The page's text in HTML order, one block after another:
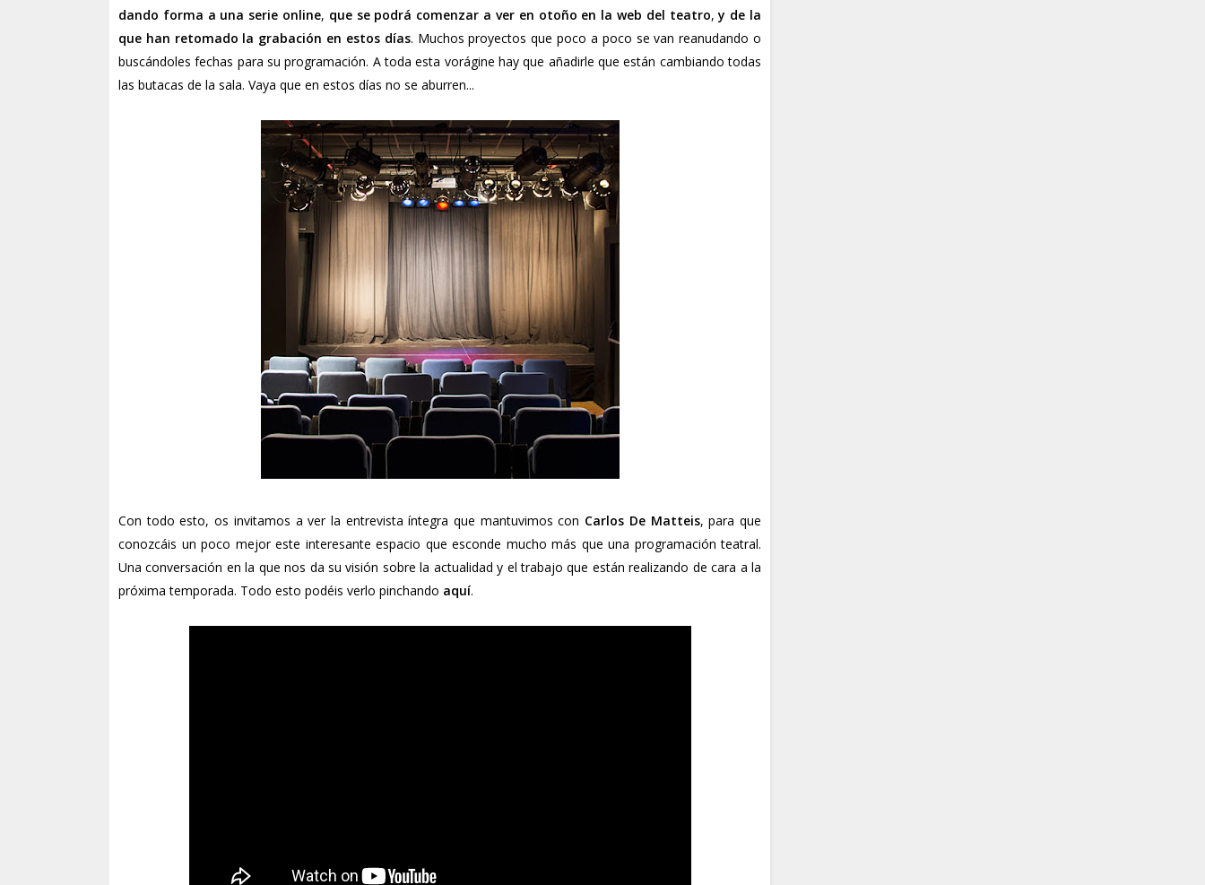
dando forma a una serie online, que se podrá comenzar a ver en otoño en la web del teatro,y de la
que han retomado la grabación en estos días. Muchos proyectos que poco a poco se van reanudando o
buscándoles fechas para su programación. A toda esta vorágine hay que añadirle que están cambiando todas
las butacas de la sala. Vaya que en estos días no se aburren...
Con todo esto, os invitamos a ver la entrevista íntegra que mantuvimos con Carlos De Matteis, para que
conozcáis un poco mejor este interesante espacio que esconde mucho más que una programación teatral.
Una conversación en la que nos da su visión sobre la actualidad y el trabajo que están realizando de cara a la
próxima temporada. Todo esto podéis verlo pinchando aquí.